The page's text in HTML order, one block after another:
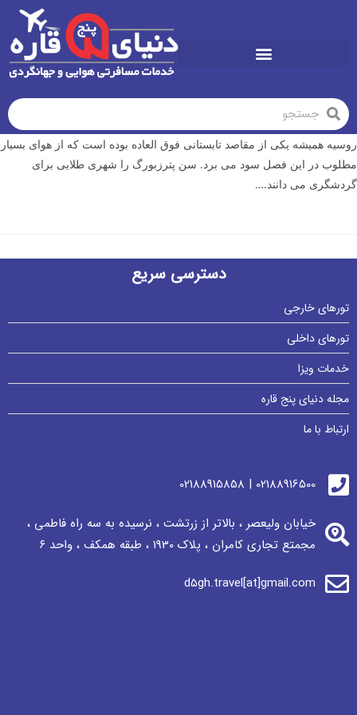
روسیه همیشه یکی از مقاصد تابستانی فوق العاده بوده است که از هوای بسیار
مطلوب در این فصل سود می برد. سن پترزبورگ را شهری طلایی برای
گردشگری می دانند.…
دسترسی سریع
تورهای خارجی
تورهای داخلی
خدمات ویزا
مجله دنیای پنج قاره
ارتباط با ما
02188916500 | 02188915858
خیابان ولیعصر ، بالاتر از زرتشت ، نرسيده به سه راه فاطمی ،
مجمتع تجاری كامران ، پلاک 1930 ، طبقه همکف ، واحد ٦
d5gh.travel[at]gmail.com